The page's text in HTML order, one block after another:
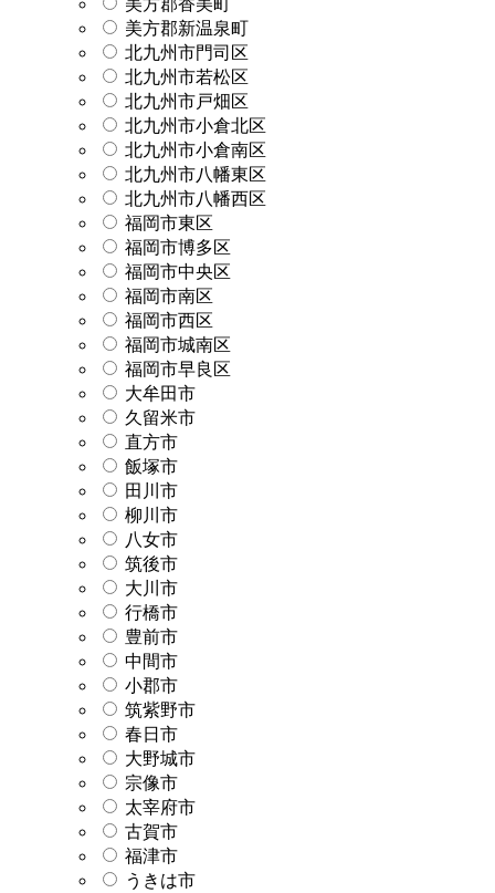
美方郡新温泉町
北九州市門司区
北九州市若松区
北九州市戸畑区
北九州市小倉北区
北九州市小倉南区
北九州市八幡東区
北九州市八幡西区
福岡市東区
福岡市博多区
福岡市中央区
福岡市南区
福岡市西区
福岡市城南区
福岡市早良区
大牟田市
久留米市
直方市
飯塚市
田川市
柳川市
八女市
筑後市
大川市
行橋市
豊前市
中間市
小郡市
筑紫野市
春日市
大野城市
宗像市
太宰府市
古賀市
福津市
うきは市